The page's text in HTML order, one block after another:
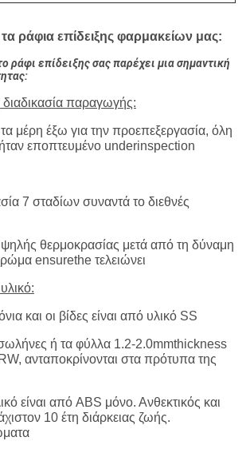
τα ράφια επίδειξης φαρμακείων μας:
επίδειξης σας παρέχει μια σημαντική
παραγωγής:
μέρη έξω για την προεπεξεργασία, όλη
ήταν εποπτευμένο underinspection
7 σταδίων συναντά το διεθνές
θερμοκρασίας μετά από τη δύναμη
ensurethe τελειώνει
και οι βίδες είναι από υλικό SS
ή τα φύλλα 1.2-2.0mmthickness
ανταποκρίνονται στα πρότυπα της
είναι από ABS μόνο. Ανθεκτικός και
10 έτη διάρκειας ζωής.